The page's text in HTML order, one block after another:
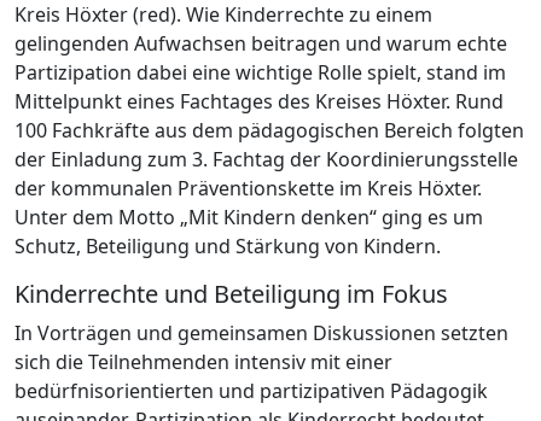
Kreis Höxter (red). Wie Kinderrechte zu einem
gelingenden Aufwachsen beitragen und warum echte
Partizipation dabei eine wichtige Rolle spielt, stand im
Mittelpunkt eines Fachtages des Kreises Höxter. Rund
100 Fachkräfte aus dem pädagogischen Bereich folgten
der Einladung zum 3. Fachtag der Koordinierungsstelle
der kommunalen Präventionskette im Kreis Höxter.
Unter dem Motto „Mit Kindern denken“ ging es um
Schutz, Beteiligung und Stärkung von Kindern.
Kinderrechte und Beteiligung im Fokus
In Vorträgen und gemeinsamen Diskussionen setzten
sich die Teilnehmenden intensiv mit einer
bedürfnisorientierten und partizipativen Pädagogik